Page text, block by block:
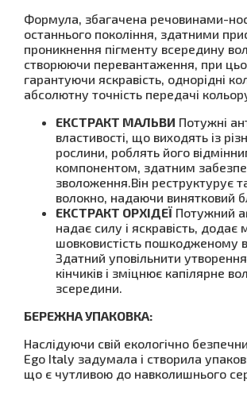
Формула, збагачена речовинами-
останнього покоління, здатними
проникнення пігменту всередину
створюючи перевантаження, при
гарантуючи яскравість, однорідні
абсолютну точність передачі
ЕКСТРАКТ МАЛЬВИ Потужні
властивості, що виходять із
рослини, роблять його
компонентом, здатним
зволоження.Він реструктурує
волокно, надаючи винятковий
ЕКСТРАКТ ОРХІДЕЇ Потужний
надає силу і яскравість, додає
шовковистість пошкодженому
Здатний уповільнити
кінчиків і зміцнює капілярне
зсередини.
БЕРЕЖНА УПАКОВКА:
Наслідуючи свій екологічно
Ego Italy задумала і створила
що є чутливою до навколишнього